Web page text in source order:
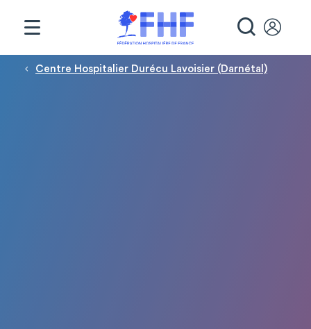
Fil d'Ariane
Centre Hospitalier Durécu Lavoisier (Darnétal)
Panneau de gestion des cookies